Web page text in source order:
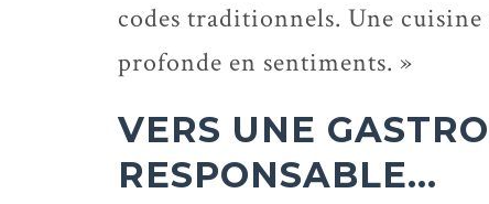
codes traditionnels. Une cuisine
profonde en sentiments. »
VERS UNE
RESPONSABLE…